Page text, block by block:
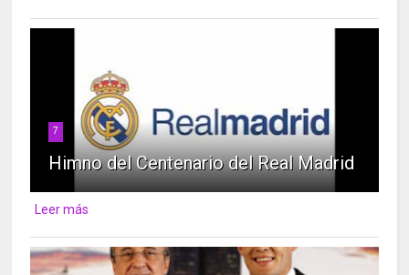
7
Himno del Centenario del Real Madrid
Leer más